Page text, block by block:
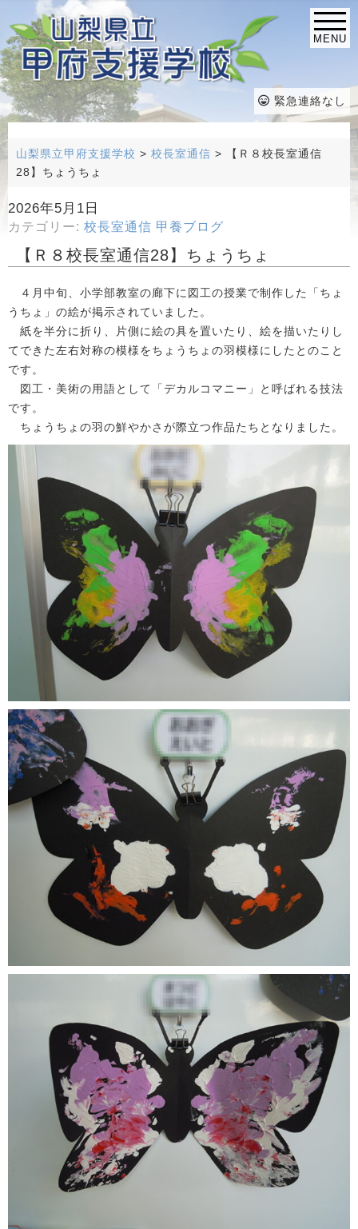
MENU
緊急連絡なし
山梨県立甲府支援学校 > 校長室通信 >
【Ｒ８校長室通信
28】ちょうちょ
2026年5月1日
カテゴリー: 校長室通信 甲養ブログ
【Ｒ８校長室通信28】ちょうちょ
４月中旬、小学部教室の廊下に図工の授業で制作した「ちょ
うちょ」の絵が掲示されていました。
紙を半分に折り、片側に絵の具を置いたり、絵を描いたりし
てできた左右対称の模様をちょうちょの羽模様にしたとのこと
です。
図工・美術の用語として「デカルコマニー」と呼ばれる技法
です。
ちょうちょの羽の鮮やかさが際立つ作品たちとなりました。